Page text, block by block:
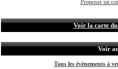
Proposer un
Voir la carte
Voir
Tous les évènements à